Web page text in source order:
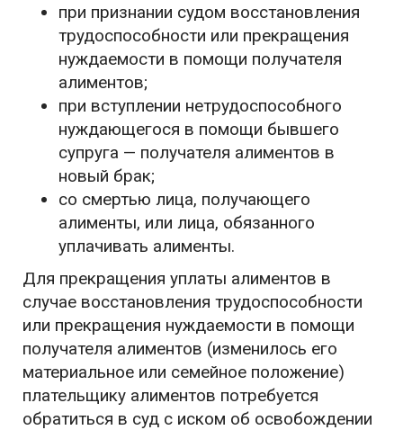
при признании судом восстановления
трудоспособности или прекращения
нуждаемости в помощи получателя
алиментов;
при вступлении нетрудоспособного
нуждающегося в помощи бывшего
супруга — получателя алиментов в
новый брак;
со смертью лица, получающего
алименты, или лица, обязанного
уплачивать алименты.
Для прекращения уплаты алиментов в
случае восстановления трудоспособности
или прекращения нуждаемости в помощи
получателя алиментов (изменилось его
материальное или семейное положение)
плательщику алиментов потребуется
обратиться в суд с иском об освобождении